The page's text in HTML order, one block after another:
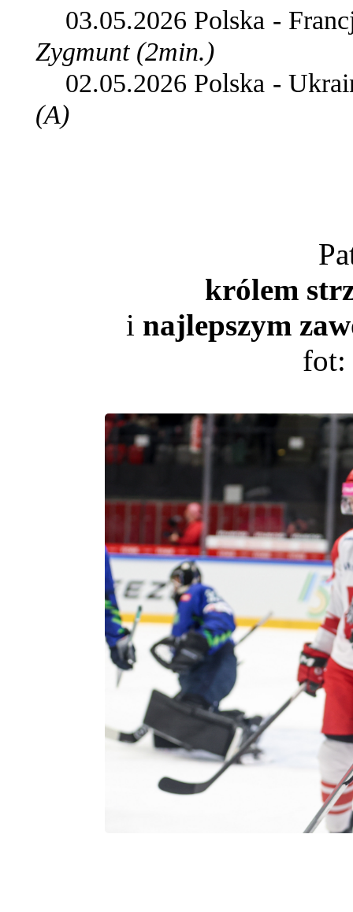
03.05.2026 Polska -
Zygmunt (2min.)
02.05.2026 Polska -
(A)
królem
i najlepszym
fot: